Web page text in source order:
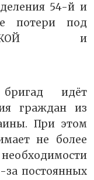
54-й и
потери под
и
бригад идёт
граждан из
При этом
не более
за постоянных